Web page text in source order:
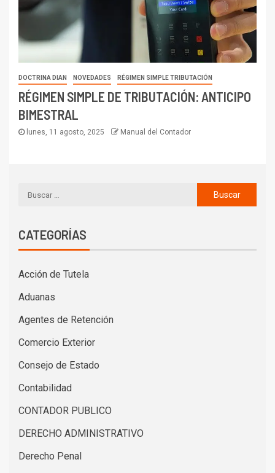
DOCTRINA DIAN NOVEDADES RÉGIMEN SIMPLE TRIBUTACIÓN
RÉGIMEN SIMPLE DE TRIBUTACIÓN: ANTICIPO
BIMESTRAL
lunes, 11 agosto, 2025 Manual del Contador
CATEGORÍAS
Acción de Tutela
Aduanas
Agentes de Retención
Comercio Exterior
Consejo de Estado
Contabilidad
CONTADOR PUBLICO
DERECHO ADMINISTRATIVO
Derecho Penal